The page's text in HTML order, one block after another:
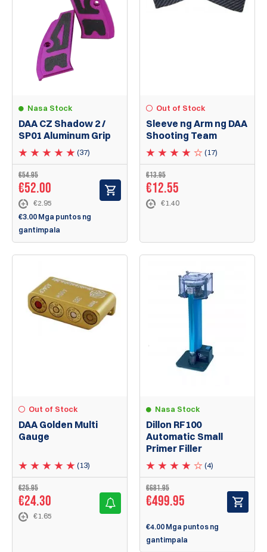
Nasa Stock
DAA CZ Shadow 2 /
SP01 Aluminum Grip
(37)
€54.95
€52.00
€2.95
€3.00 Mga puntos ng
gantimpala
Out of Stock
Sleeve ng Arm ng DAA
Shooting Team
(17)
€13.95
€12.55
€1.40
Out of Stock
DAA Golden Multi
Gauge
(13)
€25.95
€24.30
€1.65
Nasa Stock
Dillon RF100
Automatic Small
Primer Filler
(4)
€681.95
€499.95
€4.00 Mga puntos ng
gantimpala